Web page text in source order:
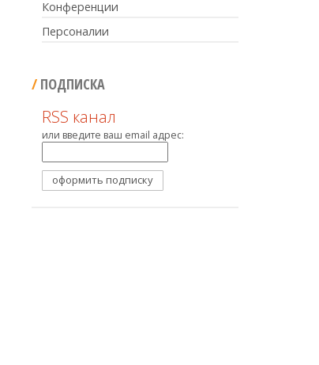
Конференции
Персоналии
ПОДПИСКА
RSS канал
или введите ваш email адрес: